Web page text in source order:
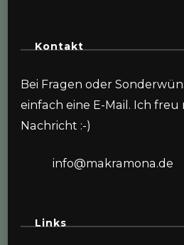
Kontakt
Bei Fragen oder
einfach eine E-Mail. Ich freu
Nachricht :-)
info@makramona.de
Links